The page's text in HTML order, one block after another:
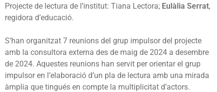
Projecte de lectura de l’institut: Tiana Lectora; Eulàlia Serrat,
regidora d’educació.
S’han organitzat 7 reunions del grup impulsor del projecte
amb la consultora externa des de maig de 2024 a desembre
de 2024. Aquestes reunions han servit per orientar el grup
impulsor en l’elaboració d’un pla de lectura amb una mirada
àmplia que tingués en compte la multiplicitat d’actors.